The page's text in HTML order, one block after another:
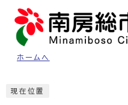
ページの先頭です
ホームへ
現在位置